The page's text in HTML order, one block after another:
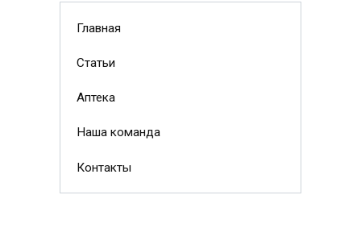
Главная
Статьи
Аптека
Наша команда
Контакты